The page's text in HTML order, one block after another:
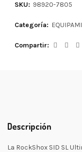
SKU: 98920-7805
Categoría:
Compartir
Descripción
La RockShox SID SL